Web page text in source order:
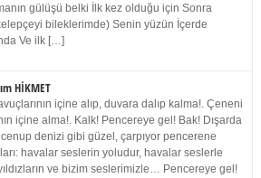
gülüşü belki İlk kez olduğu için Sonra
bileklerimde) Senin yüzün İçerde
Ve ilk […]
HİKMET
içine alıp, duvara dalıp kalma!. Çeneni
içine alma!. Kalk! Pencereye gel! Bak! Dışarda
denizi gibi güzel, çarpıyor pencerene
havalar seslerin yoludur, havalar seslerle
ve bizim seslerimizle… Pencereye gel!